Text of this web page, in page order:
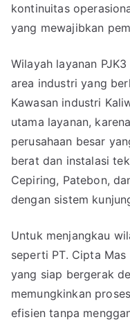
kontinuitas
yang mewajibkan
Wilayah layanan
area industri yang
Kawasan industri
utama layanan,
perusahaan besar
berat dan instalasi
Cepiring, Patebon,
dengan sistem
Untuk menjangkau
seperti PT. Cipta
yang siap bergerak
memungkinkan
efisien tanpa